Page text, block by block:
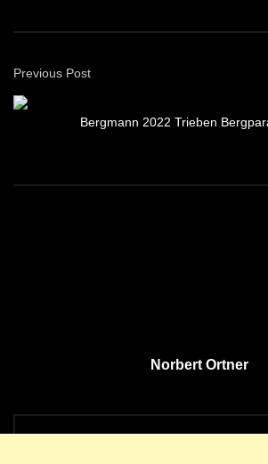
Previous Post
Bergmann 2022 Trieben
Norbert Ortner